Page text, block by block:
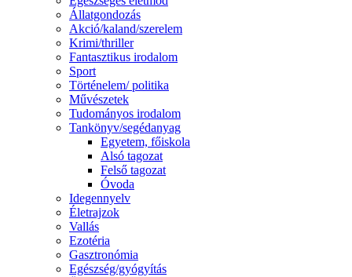
Állatgondozás
Akció/kaland/szerelem
Krimi/thriller
Fantasztikus irodalom
Sport
Történelem/ politika
Művészetek
Tudományos irodalom
Tankönyv/segédanyag
Egyetem, főiskola
Alsó tagozat
Felső tagozat
Óvoda
Idegennyelv
Életrajzok
Vallás
Ezotéria
Gasztronómia
Egészség/gyógyítás